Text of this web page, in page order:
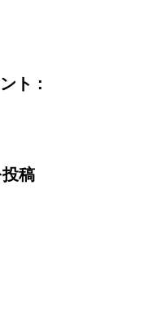
ト :
稿